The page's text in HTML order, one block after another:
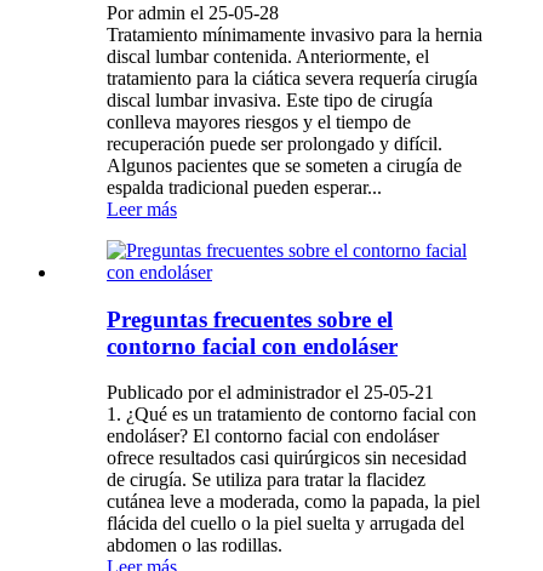
Por admin el 25-05-28
Tratamiento mínimamente invasivo para la hernia
discal lumbar contenida. Anteriormente, el
tratamiento para la ciática severa requería cirugía
discal lumbar invasiva. Este tipo de cirugía
conlleva mayores riesgos y el tiempo de
recuperación puede ser prolongado y difícil.
Algunos pacientes que se someten a cirugía de
espalda tradicional pueden esperar...
Leer más
Preguntas frecuentes sobre el
contorno facial con endoláser
Publicado por el administrador el 25-05-21
1. ¿Qué es un tratamiento de contorno facial con
endoláser? El contorno facial con endoláser
ofrece resultados casi quirúrgicos sin necesidad
de cirugía. Se utiliza para tratar la flacidez
cutánea leve a moderada, como la papada, la piel
flácida del cuello o la piel suelta y arrugada del
abdomen o las rodillas.